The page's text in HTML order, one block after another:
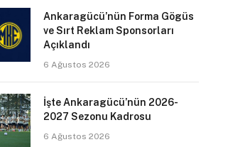
Ankaragücü’nün Forma Gögüs
ve Sırt Reklam Sponsorları
Açıklandı
6 Ağustos 2026
İşte Ankaragücü’nün 2026-
2027 Sezonu Kadrosu
6 Ağustos 2026